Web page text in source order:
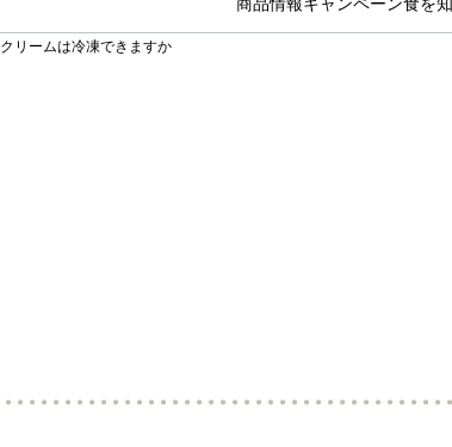
クリームは冷凍できますか